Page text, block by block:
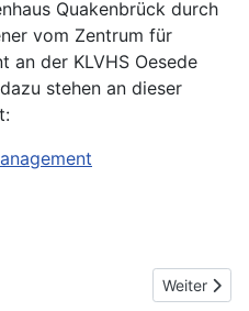
Quakenbrück durch
vom Zentrum für
an der KLVHS Oesede
stehen an dieser
- Neue Nächster
Weiter